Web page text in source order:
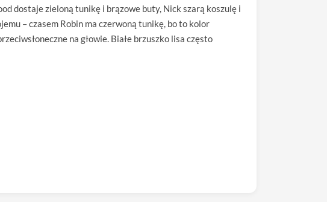
dostaje zieloną tunikę i brązowe buty, Nick szarą koszulę i
– czasem Robin ma czerwoną tunikę, bo to kolor
na głowie. Białe brzuszko lisa często